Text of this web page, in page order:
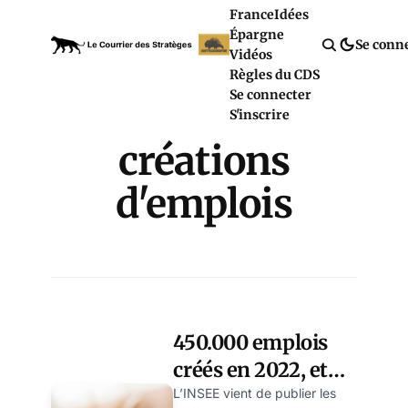
FranceIdées
Épargne
Vidéos
Règles du CDS
Se connecter
S'inscrire
Se
créations
d'emplois
450.000 emplois
créés en 2022, et
seulement 55.000
L’INSEE vient de publier les